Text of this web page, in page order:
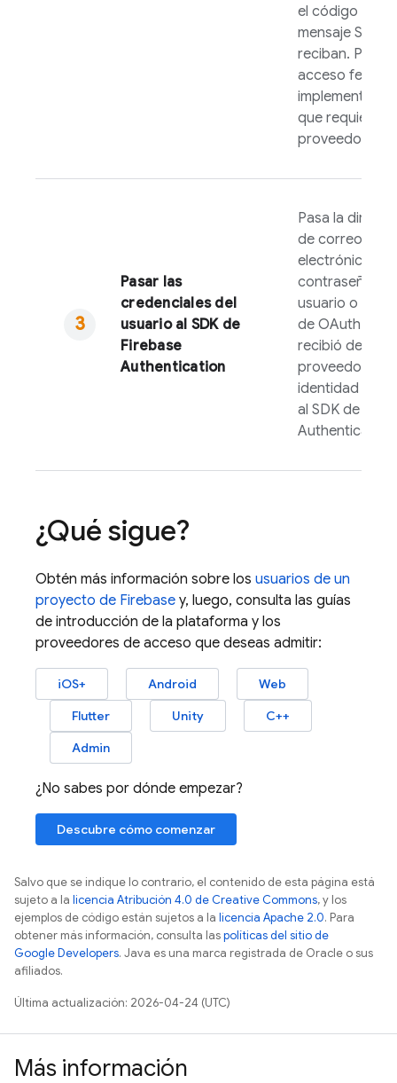
el código del
mensaje SMS
reciban. Para el
acceso
implementa el
que requiera
proveedor.
Pasar las
credenciales del
usuario al SDK de
Firebase
Authentication
Pasa la
de correo
electrónico y la
contraseña del
usuario o el
de OAuth que
recibió del
proveedor de
identidad
al SDK de
Authentication
¿Qué sigue?
Obtén más información sobre los usuarios de un
proyecto de Firebase y, luego, consulta las guías
de introducción de la plataforma y los
proveedores de acceso que deseas admitir:
iOS+ Android
Web
Flutter
Unity
C++
Admin
¿No sabes por dónde empezar?
Descubre cómo comenzar
Salvo que se indique lo contrario, el contenido de esta página está
sujeto a la licencia Atribución 4.0 de Creative Commons, y los
ejemplos de código están sujetos a la licencia Apache 2.0. Para
obtener más información, consulta laspolíticas del sitio de
Google Developers. Java es una marca registrada de Oracle o sus
afiliados.
Última actualización: 2026-04-24 (UTC)
Más información